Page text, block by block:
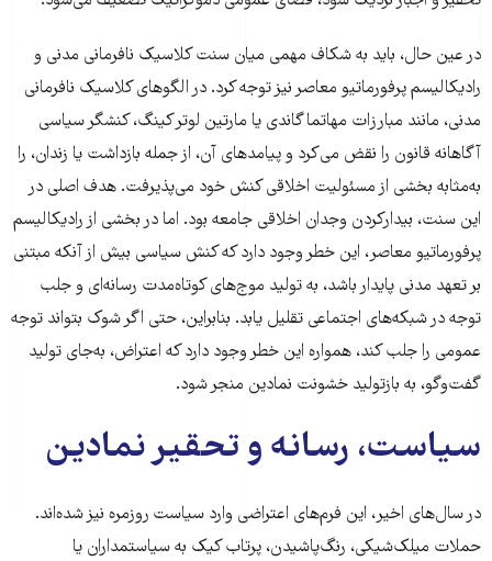
در عین حال، باید به شکاف مهمی میان سنت کلاسیک نافرمانی مدنی و
رادیکالیسم پرفورماتیو معاصر نیز توجه کرد. در الگوهای کلاسیک نافرمانی
مدنی، مانند مبارزات مهاتما گاندی یا مارتین لوتر کینگ، کنشگر سیاسی
آگاهانه قانون را نقض می‌کرد و پیامدهای آن، از جمله بازداشت یا زندان، را
به‌مثابه بخشی از مسئولیت اخلاقی کنش خود می‌پذیرفت. هدف اصلی در
این سنت، بیدارکردن وجدان اخلاقی جامعه بود. اما در بخشی از رادیکالیسم
پرفورماتیو معاصر، این خطر وجود دارد که کنش سیاسی بیش از آنکه مبتنی
بر تعهد مدنی پایدار باشد، به تولید موج‌های کوتاه‌مدت رسانه‌ای و جلب
توجه در شبکه‌های اجتماعی تقلیل یابد. بنابراین، حتی اگر شوک بتواند توجه
عمومی را جلب کند، همواره این خطر وجود دارد که اعتراض، به‌جای تولید
گفت‌وگو، به بازتولید خشونت نمادین منجر شود.
سیاست، رسانه و تحقیر نمادین
در سال‌های اخیر، این فرم‌های اعتراضی وارد سیاست روزمره نیز شده‌اند.
حملات میلک‌شیکی، رنگ‌پاشیدن، پرتاب کیک به سیاستمداران یا